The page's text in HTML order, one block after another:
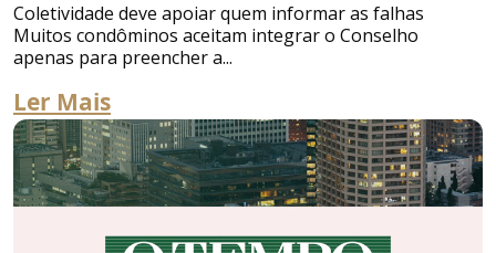
Coletividade deve apoiar quem informar as falhas
Muitos condôminos aceitam integrar o Conselho
apenas para preencher a...
Ler Mais